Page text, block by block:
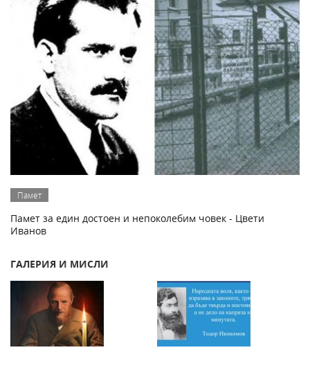
Памет
Памет за един достоен и непоколебим човек - Цвети
Иванов
ГАЛЕРИЯ И МИСЛИ